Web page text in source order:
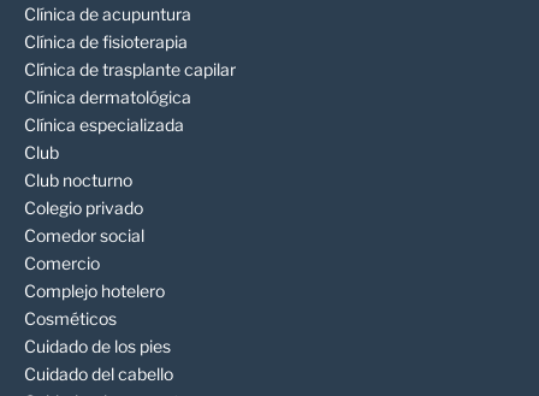
Clínica de acupuntura
Clínica de fisioterapia
Clínica de trasplante capilar
Clínica dermatológica
Clínica especializada
Club
Club nocturno
Colegio privado
Comedor social
Comercio
Complejo hotelero
Cosméticos
Cuidado de los pies
Cuidado del cabello